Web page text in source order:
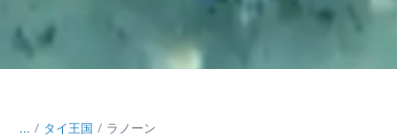
... / タイ王国 ラノーン